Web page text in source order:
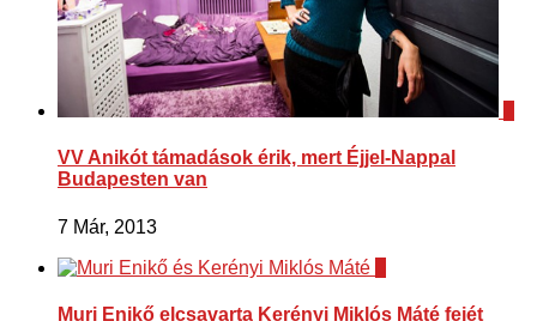
VV Anikót támadások érik, mert Éjjel-Nappal
Budapesten van
7 Már, 2013
Muri Enikő elcsavarta Kerényi Miklós Máté fejét